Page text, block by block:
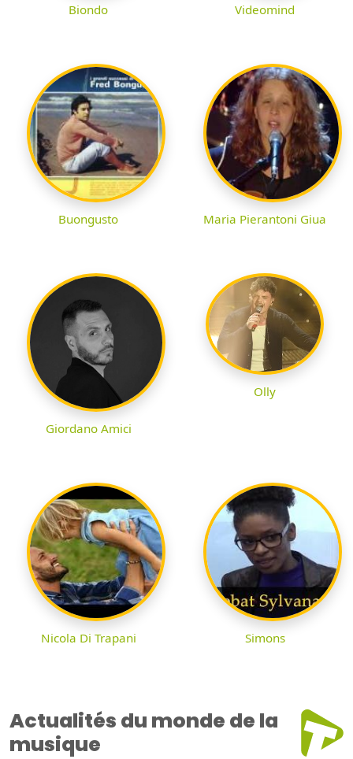
Biondo Videomind
Buongusto Maria Pierantoni Giua
Giordano Amici
Olly
Nicola Di Trapani Simons
Actualités du monde de la
musique